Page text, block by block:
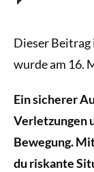
Dieser Beitrag
wurde am 16.
Ein sicherer
Verletzungen
Bewegung.
du riskante